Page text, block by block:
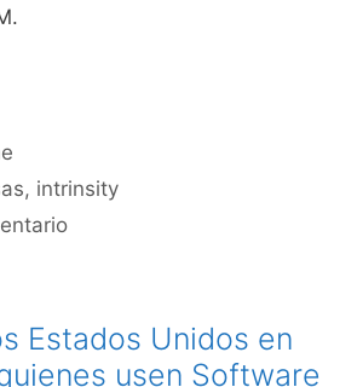
, intrinsity
Estados Unidos en
usen Software